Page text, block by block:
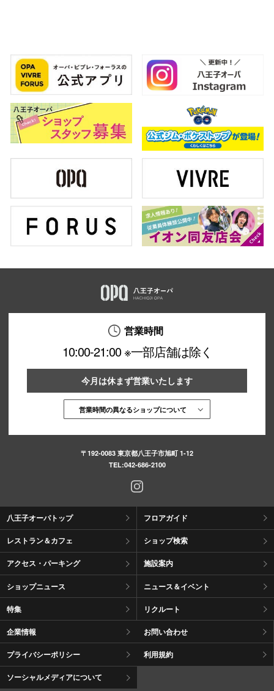
営業時間
10:00-21:00 ※一部店舗は除く
今月は休まず営業いたします
営業時間の異なるショップについて
〒192-0083 東京都八王子市旭町 1-12
TEL:042-686-2100
八王子オーパトップ フロアガイド
レストラン＆カフェ ショップ検索
アクセス・パーキング 施設案内
ショップニュース ニュース＆イベント
特集 リクルート
企業情報 お問い合わせ
プライバシーポリシー 利用規約
ソーシャルメディアについて